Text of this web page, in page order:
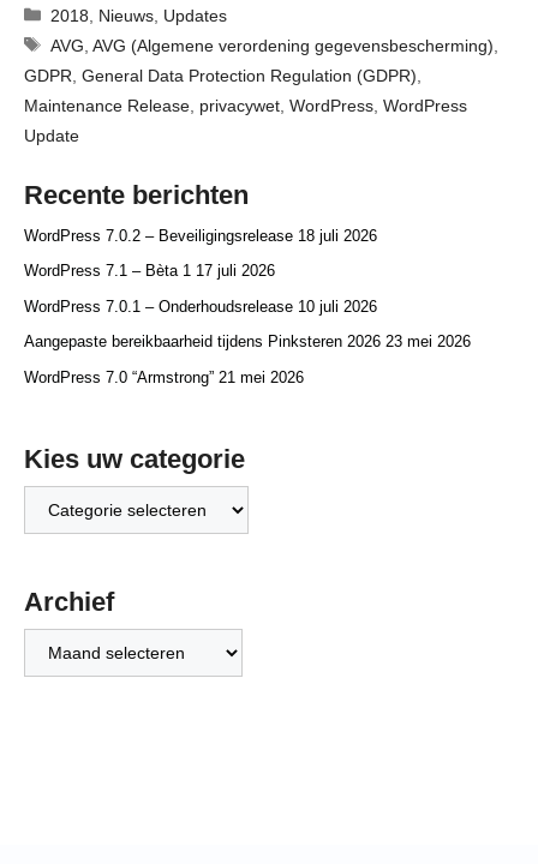
Categorieën
2018 Nieuws Updates
Tags
AVG ,AVG (Algemene verordening gegevensbescherming)
GDPR General Data Protection Regulation (GDPR)
Maintenance Release privacywet WordPress WordPress
Update
Recente berichten
WordPress 7.0.2 – Beveiligingsrelease 18 juli 2026
WordPress 7.1 – Bèta 1 17 juli 2026
WordPress 7.0.1 – Onderhoudsrelease 10 juli 2026
Aangepaste bereikbaarheid tijdens Pinksteren 2026 23 mei 2026
WordPress 7.0 “Armstrong” 21 mei 2026
Kies uw categorie
Archief